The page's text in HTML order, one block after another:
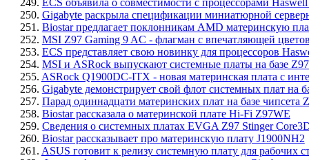
250. Gigabyte раскрыла спецификации миниатюрной
251. Biostar предлагает поклонникам AMD материнскую
252. MSI Z97 Gaming 9 AC - флагман с впечатляющей
253. ECS представляет свою новинку для процессоров
254. MSI и ASRock выпускают системные платы на базе
255. ASRock Q1900DC-ITX - новая материнская плата с
256. Gigabyte демонстрирует свой флот системных плат на
257. Парад одиннадцати материнских плат на базе чипсета
258. Biostar рассказала о материнской плате Hi-Fi Z97WE
259. Сведения о системных платах EVGA Z97 Stinger
260. Biostar рассказывает про материнскую плату J1900NH2
261. ASUS готовит к релизу системную плату для рабочих